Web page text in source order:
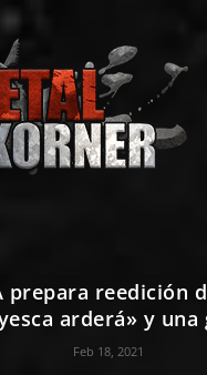
prepara reedición
arderá» y una
Feb 18, 2021